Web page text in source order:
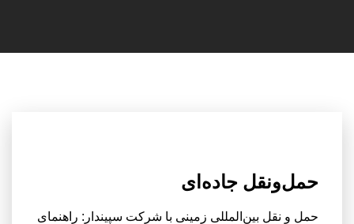
حمل‌ونقل جاده‌ای
حمل و نقل بین‌المللی زمینی با شرکت سپیندار: راهنمای